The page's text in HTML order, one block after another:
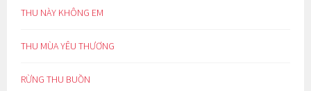
THU NÀY KHÔNG EM
THU MÙA YÊU THƯƠNG
RỪNG THU BUỒN